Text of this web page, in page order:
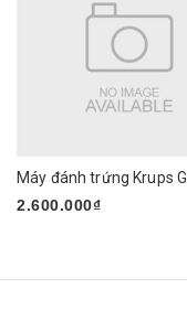
Máy đánh trứng Krups
2.600.000₫